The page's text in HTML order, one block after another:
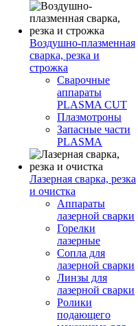
Воздушно-плазменная
сварка, резка и
строжка
Сварочные
аппараты
PLASMA CUT
Плазмотроны
Запасные части
PLASMA
Лазерная сварка, резка
и очистка
Аппараты
лазерной сварки
Горелки
лазерные
Сопла для
лазерной сварки
Линзы для
лазерной сварки
Ролики
подающего